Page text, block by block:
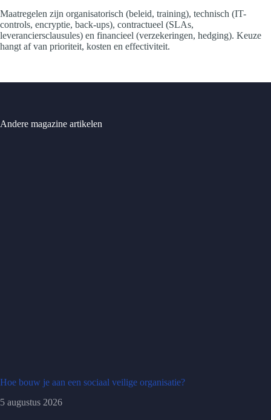
Maatregelen zijn organisatorisch (beleid, training), technisch (IT-
controls, encryptie, back-ups), contractueel (SLAs,
leveranciersclausules) en financieel (verzekeringen, hedging). Keuze
hangt af van prioriteit, kosten en effectiviteit.
Andere magazine artikelen
Hoe bouw je aan een sociaal veilige organisatie?
5 augustus 2026